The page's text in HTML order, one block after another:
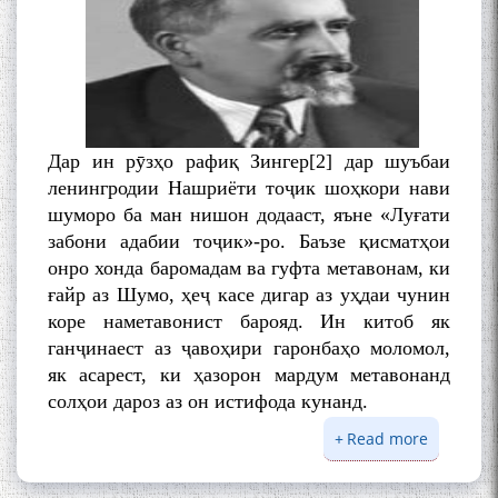
Дар ин рӯзҳо рафиқ Зингер[2] дар шуъбаи
ленингродии Нашриёти тоҷик шоҳкори нави
шуморо ба ман нишон додааст, яъне «Луғати
забони адабии тоҷик»-ро. Баъзе қисматҳои
онро хонда баромадам ва гуфта метавонам, ки
ғайр аз Шумо, ҳеҷ касе дигар аз уҳдаи чунин
коре наметавонист барояд. Ин китоб як
ганҷинаест аз ҷавоҳири гаронбаҳо моломол,
як асарест, ки ҳазорон мардум метавонанд
солҳои дароз аз он истифода кунанд.
Read more
НОМАИ
БА МУНОСИБАТИ
БУЗУРГДОШТИ РӮЗИ РӮДАКӢ
Дар Академияи миллии
илмҳои Тоҷикистон бахшида
ба 100-солагии мунаққиду
адабиётшинос Соҳиб
Табаров ҳамоиши илмӣ-
назариявӣ баргузор гардид.
МАВЛОНО ҶАЛОЛИДДИНИ